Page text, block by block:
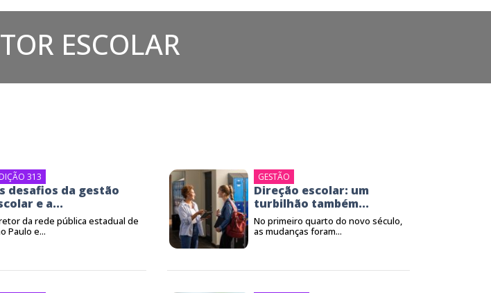
ESCOLAR
313
desafios da gestão
e a...
da rede pública estadual de
Paulo e...
GESTÃO
Direção escolar: um
turbilhão também...
No primeiro quarto do novo século,
as mudanças foram...